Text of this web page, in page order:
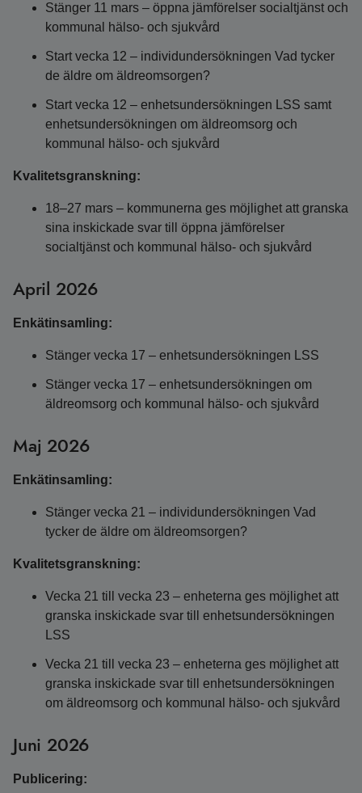
Stänger 11 mars – öppna jämförelser socialtjänst och
kommunal hälso- och sjukvård
Start vecka 12 – individundersökningen Vad tycker
de äldre om äldreomsorgen?
Start vecka 12 – enhetsundersökningen LSS samt
enhetsundersökningen om äldreomsorg och
kommunal hälso- och sjukvård
Kvalitetsgranskning:
18–27 mars – kommunerna ges möjlighet att granska
sina inskickade svar till öppna jämförelser
socialtjänst och kommunal hälso- och sjukvård
April 2026
Enkätinsamling:
Stänger vecka 17 – enhetsundersökningen LSS
Stänger vecka 17 – enhetsundersökningen om
äldreomsorg och kommunal hälso- och sjukvård
Maj 2026
Enkätinsamling:
Stänger vecka 21 – individundersökningen Vad
tycker de äldre om äldreomsorgen?
Kvalitetsgranskning:
Vecka 21 till vecka 23 – enheterna ges möjlighet att
granska inskickade svar till enhetsundersökningen
LSS
Vecka 21 till vecka 23 – enheterna ges möjlighet att
granska inskickade svar till enhetsundersökningen
om äldreomsorg och kommunal hälso- och sjukvård
Juni 2026
Publicering: